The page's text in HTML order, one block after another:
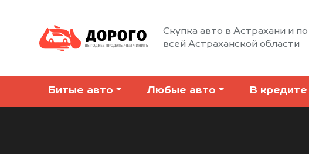
Скупка авто в Астрахани и по
всей Астраханской области
Битые авто Любые авто В кредите